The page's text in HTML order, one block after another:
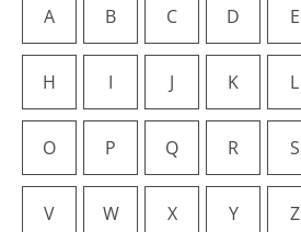
A
B C D E
H I J K L
O P Q R S
V W X Y Z